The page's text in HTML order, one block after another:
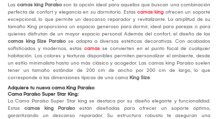
Las camas king Paraíso son la opción ideal para aquellos que buscan una combinación
perfecta de confort y elegancia en su dormitorio. Estas camas king ofrecen un soporte
excepcional, lo que permite un descanso reparador y revitalizante. La amplitud de su
tamaño King proporciona un espacio generoso para dormir, ideal para parejas o para
quienes disfrutan de un mayor espacio personal. Además del confort, el diseño de las
camas king Size Paraíso se adapta a diversas estéticas decorativas. Con acabados
sofisticados y modernos, estas camas se convierten en el punto focal de cualquier
habitación. Los colores y texturas disponibles permiten personalizar el ambiente, desde
un estilo minimalista hasta uno más clásico y acogedor. Las camas king Paraíso suelen
tener un tamaño estándar de 200 cm de ancho por 200 cm de largo, lo que
corresponde a las dimensiones típicas de una cama King Size.
Adquiere tu nueva cama King Paraíso
Cama Paraíso Super Star King:
La Cama Paraíso Super Star king se destaca por su diseño elegante y funcionalidad.
Estas camas king Paraíso están diseñadas para ofrecer un soporte óptimo,
garantizando un descanso reparador. Su estructura robusta te aseguran una